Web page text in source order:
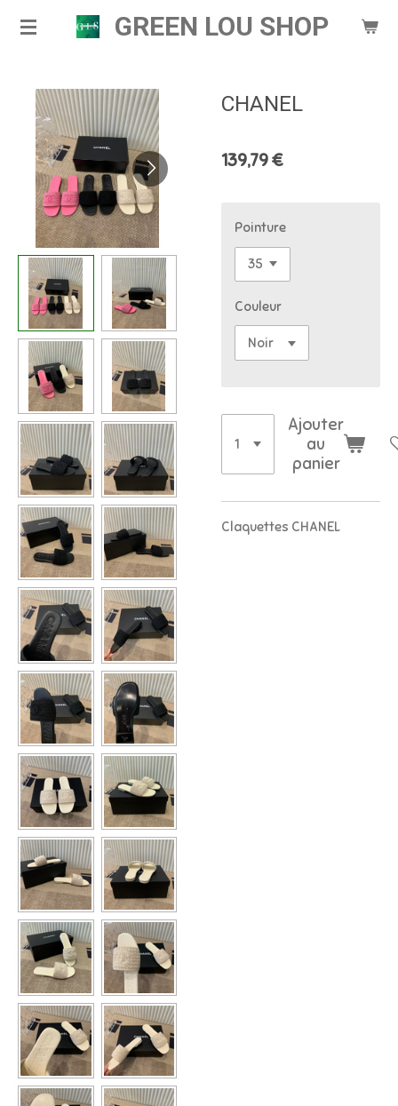
Passer
principal
GREEN LOU SHOP
CHANEL
139,79 €
Pointure
Couleur
Ajouter
au
panier
Claquettes CHANEL